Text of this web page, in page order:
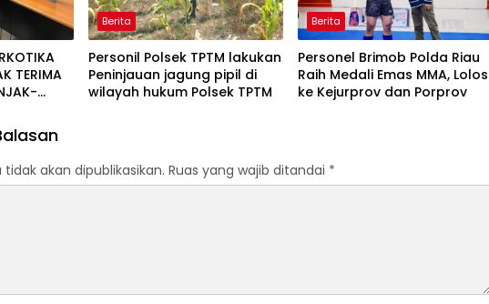
TERIMA
SERET
Berita
Personil Polsek TPTM lakukan
Peninjauan jagung pipil di
wilayah hukum Polsek TPTM
Berita
Personel Brimob Polda Riau
Raih Medali Emas MMA, Lolos
ke Kejurprov dan Porprov
akan dipublikasikan. Ruas yang wajib ditandai *